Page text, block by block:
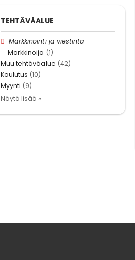
TEHTÄVÄALUE
Markkinointi ja viestintä
Markkinoija (1)
Muu tehtäväalue (42)
Koulutus (10)
Myynti (9)
Näytä lisää »